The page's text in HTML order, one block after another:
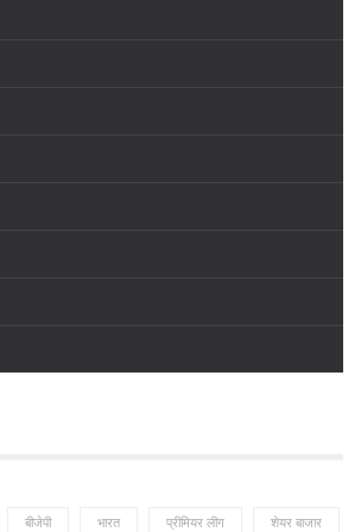
बीजेपी भारत प्रीमियर लीग शेयर बाजार